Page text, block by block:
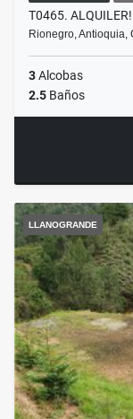
T0465. ALQUILER!
Rionegro, Antioquia,
3Alcobas
2.5 Baños
LLANOGRANDE